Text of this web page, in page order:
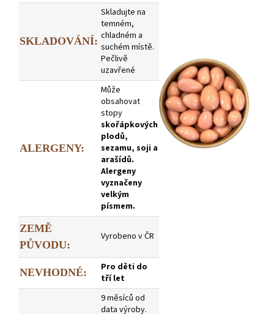
SKLADOVÁNÍ:
Skladujte na
temném,
chladném a
suchém místě.
Pečlivě
uzavřené
ALERGENY:
Může
obsahovat
stopy
skořápkových
plodů,
sezamu, soji a
arašídů.
Alergeny
vyznačeny
velkým
písmem.
ZEMĚ
PŮVODU:
Vyrobeno v ČR
NEVHODNÉ:
Pro děti do
tří let
9 měsíců od
data výroby.